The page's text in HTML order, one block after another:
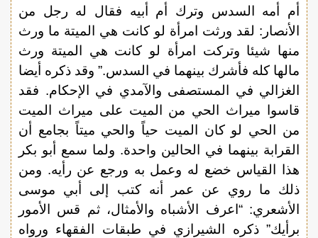
أم أمه السدس وترك أم أبيه فقال له رجل من
الأنصار: لقد ورثت امرأة لو كانت هي الميتة ما ورث
منها شيئا وتركت امرأة لو كانت هي الميتة ورث
مالها كله فأشرك بينهما في السدس.” وقد ذكره أيضا
الغزالي في المستصفى والآمدي في الإحكام. فقد
قاسوا ميراث الحي من الميت على ميراث الميت
من الحي لو كان الميت حياً والحي ميتاً بجامع أن
القرابة بينهما في الحالين واحدة. ولما سمع أبو بكر
هذا القياس خضع له وعمل به ورجع عن رأيه. ومن
ذلك ما روي عن عمر أنه كتب إلى أبي موسى
الأشعري: “اعرف الأشباه والأمثال، ثم قس الأمور
برأيك” ذكره الشيرازي في طبقات الفقهاء ورواه